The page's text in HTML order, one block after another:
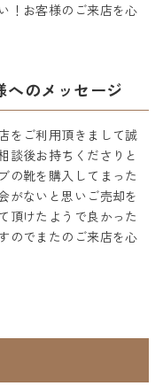
！お客様のご来店を心
へのメッセージ
をご利用頂きまして誠
談後お持ちくださりと
の靴を購入してまった
がないと思いご売却を
頂けたようで良かった
のでまたのご来店を心